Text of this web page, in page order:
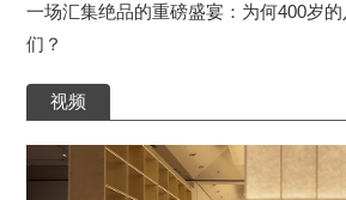
一场汇集绝品的重磅盛宴：为何400岁
们？
视频